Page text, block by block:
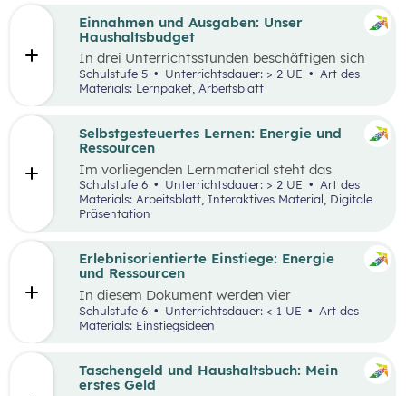
Erlebnisorientierte Einstiege: Energie
und Ressourcen
In diesem Dokument werden vier
Einstiegsideen für den Kompetenzbereich
„Nachhaltiger Umgang mit Energie und
Ressourcen“ präsentiert.
Schulstufe 6 Unterrichtsdauer: < 1 UE
Materials: Einstiegsideen
Taschengeld und Haushaltsbuch: Mein
erstes Geld
Einnahmen und Ausgaben: Unser
Haushaltsbudget
In drei Unterrichtsstunden beschäftigen sich
die Schüler:innen mit den Einnahmen und
Ausgaben von Haushalten.
Schulstufe 5 Unterrichtsdauer: > 2 UE
Materials: Lernpaket, Arbeitsblatt
Entscheidungen. Dabei gilt es, Bedürfnisse und
Prioritäten, aber auch die eigenen finanziellen
Möglichkeiten zu berücksichtigen. Oft möchte
man mehr haben, als man sich leisten kann und
muss aufgrund der Knappheit auf etwas
verzichten. Konsum ist jedoch nicht die einzige
Selbstgesteuertes Lernen: Energie und
Ressourcen
Im vorliegenden Lernmaterial steht das
selbstgesteuerte Lernen im Vordergrund. Es
werden die wesentlichen Ressourcen und
Energieträger für die Wirtschaft und unser
Schulstufe 6 Unterrichtsdauer: > 2 UE
Art des
Materials: Arbeitsblatt, Interaktives Material, Digitale
Präsentation